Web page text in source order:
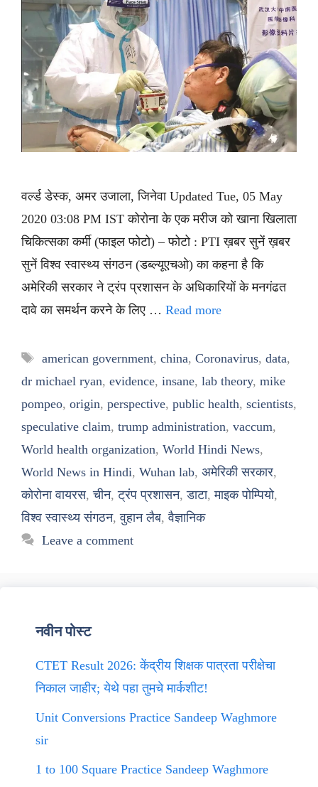
वर्ल्ड डेस्क, अमर उजाला, जिनेवा Updated Tue, 05 May
2020 03:08 PM IST कोरोना के एक मरीज को खाना खिलाता
चिकित्सका कर्मी (फाइल फोटो) – फोटो : PTI ख़बर सुनें ख़बर
सुनें विश्व स्वास्थ्य संगठन (डब्ल्यूएचओ) का कहना है कि
अमेरिकी सरकार ने ट्रंप प्रशासन के अधिकारियों के मनगंढत
दावे का समर्थन करने के लिए … Read more
Tags
american government, china, Coronavirus, data,
dr michael ryan, evidence, insane, lab theory, mike
pompeo, origin, perspective, public health, scientists,
speculative claim, trump administration, vaccum,
World health organization, World Hindi News,
World News in Hindi, Wuhan lab, अमेरिकी सरकार,
कोरोना वायरस,चीन,ट्रंप प्रशासन,डाटा,माइक पोम्पियो,
विश्व स्वास्थ्य संगठन,वुहान लैब,वैज्ञानिक
Leave a comment
नवीन पोस्ट
CTET Result 2026: केंद्रीय शिक्षक पात्रता परीक्षेचा
निकाल जाहीर; येथे पहा तुमचे मार्कशीट!
Unit Conversions Practice Sandeep Waghmore
sir
1 to 100 Square Practice Sandeep Waghmore